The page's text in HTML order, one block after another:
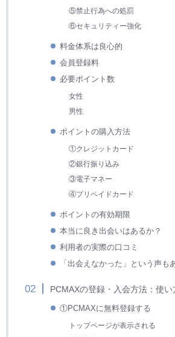
⑤禁止行為への処罰
⑥セキュリティー強化
料金体系は良心的
会員登録料
必要ポイント数
女性
男性
ポイントの購入方法
①クレジットカード
②銀行振り込み
③電子マネー
④プリペイドカード
ポイントの有効期限
本当に良き出会いはあるか？
利用者の実際の口コミ
「出会えなかった」という声も
PCMAXの登録・入会方法：使い
①PCMAXに無料登録する
トップページが表示される